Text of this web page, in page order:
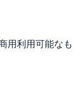
用利用可能なも